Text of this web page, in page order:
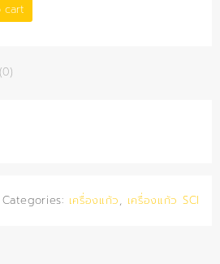
cart
Categories: เครื่องแก้ว, เครื่องแก้ว SCI